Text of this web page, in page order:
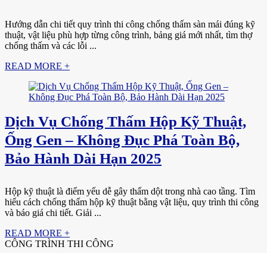
Hướng dẫn chi tiết quy trình thi công chống thấm sàn mái đúng kỹ
thuật, vật liệu phù hợp từng công trình, bảng giá mới nhất, tìm thợ
chống thấm và các lỗi ...
READ MORE +
Dịch Vụ Chống Thấm Hộp Kỹ Thuật,
Ống Gen – Không Đục Phá Toàn Bộ,
Bảo Hành Dài Hạn 2025
Hộp kỹ thuật là điểm yếu dễ gây thấm dột trong nhà cao tầng. Tìm
hiểu cách chống thấm hộp kỹ thuật bằng vật liệu, quy trình thi công
và báo giá chi tiết. Giải ...
READ MORE +
CÔNG TRÌNH THI CÔNG